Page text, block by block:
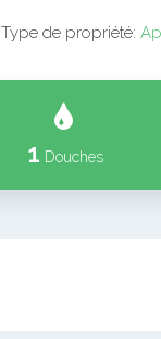
Type de propriété:
1 Douches